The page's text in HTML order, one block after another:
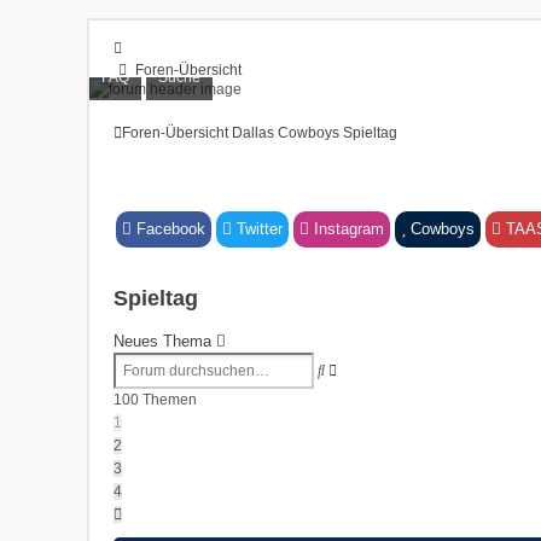
Foren-Übersicht
FAQ
Unbeantwortete Themen
FAQ Suche
Foren-Übersicht Dallas Cowboys Spieltag
Facebook Twitter Instagram Cowboys
Spieltag
Neues Thema
Suche
100 Themen
1
2
3
4